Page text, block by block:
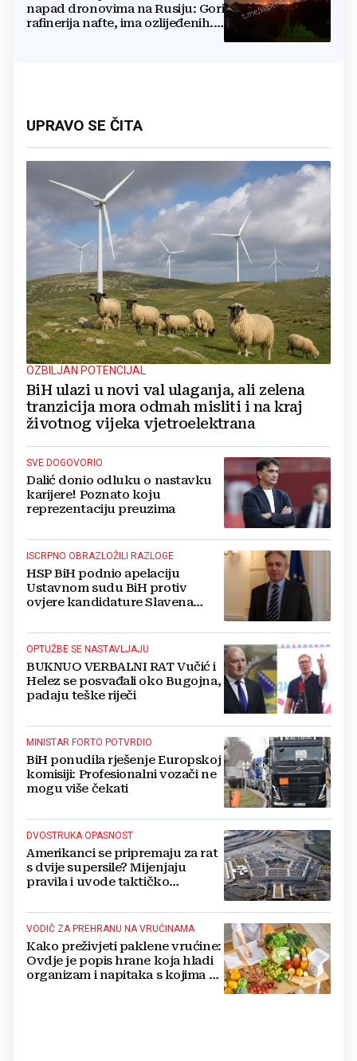
napad dronovima na Rusiju: Gori
rafinerija nafte, ima ozlijeđenih.
UPRAVO SE ČITA
OZBILJAN POTENCIJAL
BiH ulazi u novi val ulaganja, ali zelena
tranzicija mora odmah misliti i na kraj
životnog vijeka vjetroelektrana
SVE DOGOVORIO
Dalić donio odluku o nastavku
karijere! Poznato koju
reprezentaciju preuzima
ISCRPNO OBRAZLOŽILI RAZLOGE
HSP BiH podnio apelaciju
Ustavnom sudu BiH protiv
ovjere kandidature Slavena
OPTUŽBE SE NASTAVLJAJU
BUKNUO VERBALNI RAT Vučić i
Helez se posvađali oko Bugojna,
padaju teške riječi
MINISTAR FORTO POTVRDIO
BiH ponudila rješenje Europskoj
komisiji: Profesionalni vozači ne
mogu više čekati
DVOSTRUKA OPASNOST
Amerikanci se pripremaju za rat
s dvije supersile? Mijenjaju
pravila i uvode taktičko
VODIČ ZA PREHRANU NA VRUĆINAMA
Kako preživjeti paklene vrućine:
Ovdje je popis hrane koja hladi
organizam i napitaka s kojima si